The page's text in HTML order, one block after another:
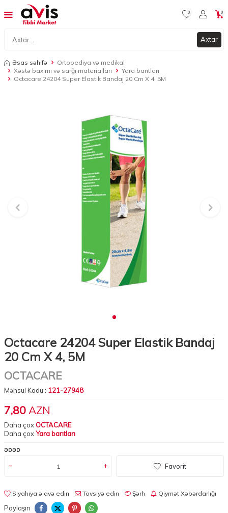
Axtar
0 0
Əsas səhifə
Ortopediya və medikal
Xəstə baxımı və sarğı materialları
Yara bantları
Octacare 24204 Super Elastik Bandaj 20 Cm X 4, 5M
Octacare 24204 Super Elastik Bandaj
20 Cm X 4, 5M
OCTACARE
Məhsul Kodu : 121-27948
7,80 AZN
Daha çoxOCTACARE
Daha çoxYara bantları
ƏDƏD
Favorit
Siyahıya əlavə edin Tövsiyə edin Şərh Qiymət Xəbərdarlığı
Paylaşın